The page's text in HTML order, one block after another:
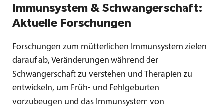
Immunsystem & Schwangerschaft:
Aktuelle Forschungen
Forschungen zum mütterlichen Immunsystem zielen
darauf ab, Veränderungen während der
Schwangerschaft zu verstehen und Therapien zu
entwickeln, um Früh- und Fehlgeburten
vorzubeugen und das Immunsystem von